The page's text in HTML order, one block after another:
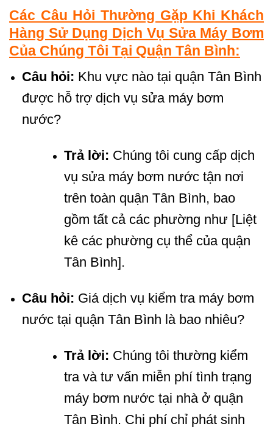
Các Câu Hỏi Thường Gặp Khi Khách
Hàng Sử Dụng Dịch Vụ Sửa Máy Bơm
Của Chúng Tôi Tại Quận Tân Bình:
Câu hỏi: Khu vực nào tại quận Tân Bình
được hỗ trợ dịch vụ sửa máy bơm
nước?
Trả lời: Chúng tôi cung cấp dịch
vụ sửa máy bơm nước tận nơi
trên toàn quận Tân Bình, bao
gồm tất cả các phường như [Liệt
kê các phường cụ thể của quận
Tân Bình].
Câu hỏi: Giá dịch vụ kiểm tra máy bơm
nước tại quận Tân Bình là bao nhiêu?
Trả lời: Chúng tôi thường kiểm
tra và tư vấn miễn phí tình trạng
máy bơm nước tại nhà ở quận
Tân Bình. Chi phí chỉ phát sinh